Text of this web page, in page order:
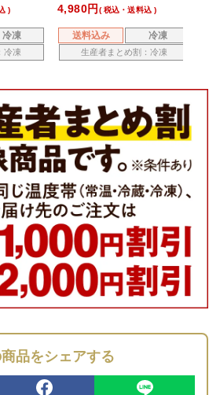
冷凍
冷凍
送料込み 冷凍
生産者まとめ割：冷凍
4,980 税込・送料込
品をシェアする